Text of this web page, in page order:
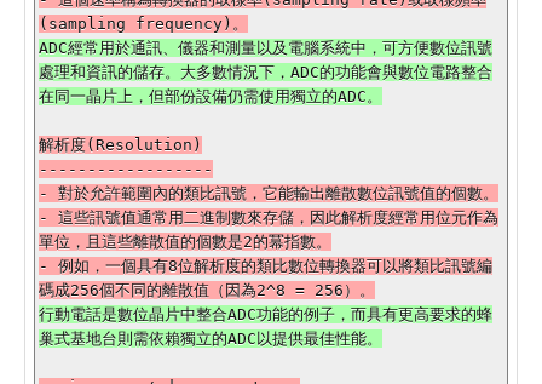
ADC經常用於通訊、儀器和測量以及電腦系統中，可方便數位訊號
處理和資訊的儲存。大多數情況下，ADC的功能會與數位電路整合
解析度(Resolution)
------------------
- 對於允許範圍內的類比訊號，它能輸出離散數位訊號值的個數。
- 這些訊號值通常用二進制數來存儲，因此解析度經常用位元作為
單位，且這些離散值的個數是2的冪指數。
- 例如，一個具有8位解析度的類比數位轉換器可以將類比訊號編
行動電話是數位晶片中整合ADC功能的例子，而具有更高要求的蜂